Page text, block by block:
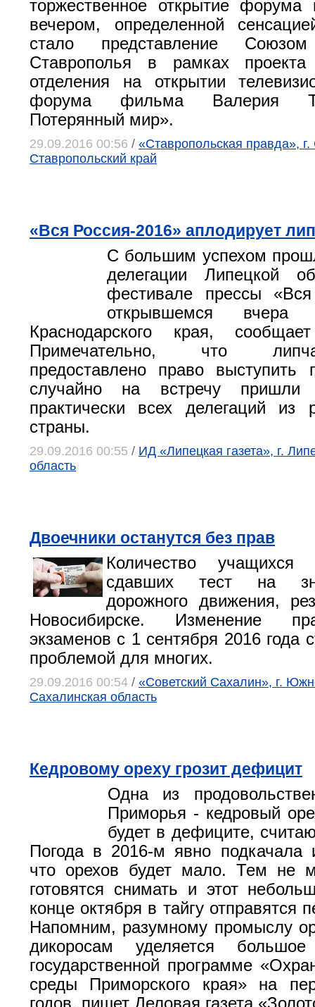
торжественное открытие форума
вечером, определенной
стало представление Союзом
Ставрополья в рамках проекта
отделения на открытии
форума фильма Валерия
Потерянный мир».
29.09.2016 00:56 / «Ставропольская правда»,
Ставропольский край
«Вся Россия-2016» аплодирует
С большим успехом
делегации Липецкой
фестивале прессы «Вся
открывшемся
Краснодарского края,
Примечательно, что
предоставлено право
случайно на встречу пришли
практически всех делегаций из
страны.
29.09.2016 00:55 / ИД «Липецкая газета», г.
область
Двоечники останутся без прав
Количество
сдавших тест на
дорожного движения,
Новосибирске. Изменение
экзаменов с 1 сентября 2016 года
проблемой для многих.
29.09.2016 00:54 / «Советский Сахалин», г.
Сахалинская область
Кедровому ореху грозит дефицит
Одна из
Приморья - кедровый
будет в дефиците,
Погода в 2016-м явно подкачала
что орехов будет мало. Тем не
готовятся снимать и этот
конце октября в тайгу отправятся
Напомним, разумному промыслу
дикоросам уделяется
государственной программе
среды Приморского края» на